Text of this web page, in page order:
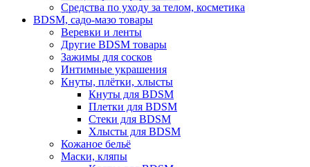
Средства по уходу за телом, косметика
BDSM, садо-мазо товары
Веревки и ленты
Другие BDSM товары
Зажимы для сосков
Интимные украшения
Кнуты, плётки, хлысты
Кнуты для BDSM
Плетки для BDSM
Стеки для BDSM
Хлысты для BDSM
Кожаное бельё
Маски, кляпы